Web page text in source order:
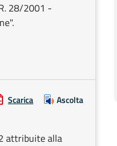
28/2001 -
Scarica Ascolta
attribuite alla